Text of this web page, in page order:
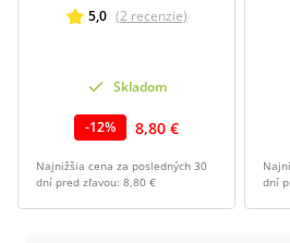
5,0 (2 recenzie)
Skladom
-12% 8,80 €
Najnižšia cena za posledných 30
dní pred zľavou: 8,80 €
dní